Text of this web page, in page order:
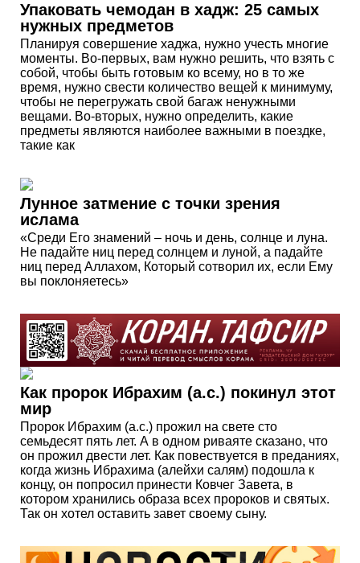
Упаковать чемодан в хадж: 25 самых
нужных предметов
Планируя совершение хаджа, нужно учесть многие
моменты. Во-первых, вам нужно решить, что взять с
собой, чтобы быть готовым ко всему, но в то же
время, нужно свести количество вещей к минимуму,
чтобы не перегружать свой багаж ненужными
вещами. Во-вторых, нужно определить, какие
предметы являются наиболее важными в поездке,
такие как
Лунное затмение с точки зрения
ислама
«Среди Его знамений – ночь и день, солнце и луна.
Не падайте ниц перед солнцем и луной, а падайте
ниц перед Аллахом, Который сотворил их, если Ему
вы поклоняетесь»
Как пророк Ибрахим (а.с.) покинул этот
мир
Пророк Ибрахим (а.с.) прожил на свете сто
семьдесят пять лет. А в одном риваяте сказано, что
он прожил двести лет. Как повествуется в преданиях,
когда жизнь Ибрахима (алейхи салям) подошла к
концу, он попросил принести Ковчег Завета, в
котором хранились образа всех пророков и святых.
Так он хотел оставить завет своему сыну.